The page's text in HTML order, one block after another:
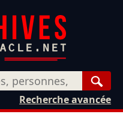
Recherche avancée